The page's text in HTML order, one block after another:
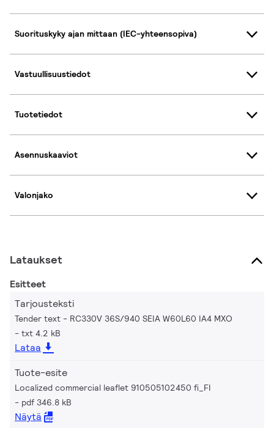
Suorituskyky ajan mittaan (IEC-yhteensopiva)
Vastuullisuustiedot
Tuotetiedot
Asennuskaaviot
Valonjako
Lataukset
Esitteet
Tarjousteksti
Tender text - RC330V 36S/940 SEIA W60L60 IA4 MXO
txt 4.2 kB
Lataa
Tuote-esite
Localized commercial leaflet 910505102450 fi_FI
pdf 346.8 kB
Näytä